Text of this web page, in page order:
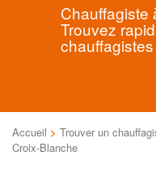
Chauffagiste
Trouvez
Accueil > Trouver un
Croix-Blanche